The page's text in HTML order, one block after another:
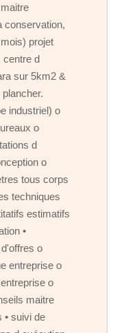
conservation,
projet
centre d
sur 5km2 &
industriel) o
o
d
o
tous corps
techniques
estimatifs
•
o
entreprise o
o
maitre
• suivi de